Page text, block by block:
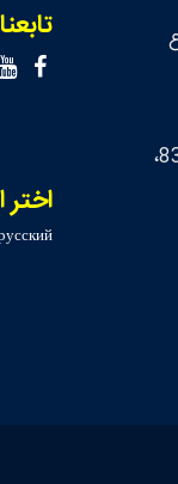
لندن، شارع ابر، بناء رقم 83،
اختر